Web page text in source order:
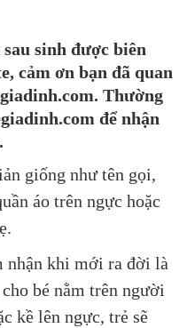
sinh được biên
, cảm ơn bạn đã quan
Thường
để nhận
giống như tên gọi,
áo trên ngực hoặc
nhận khi mới ra đời là
bé nằm trên người
kề lên ngực, trẻ sẽ